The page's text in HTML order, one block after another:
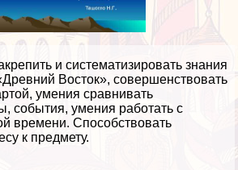
и систематизировать знания
Восток», совершенствовать
умения сравнивать
события, умения работать с
времени. Способствовать
к предмету.